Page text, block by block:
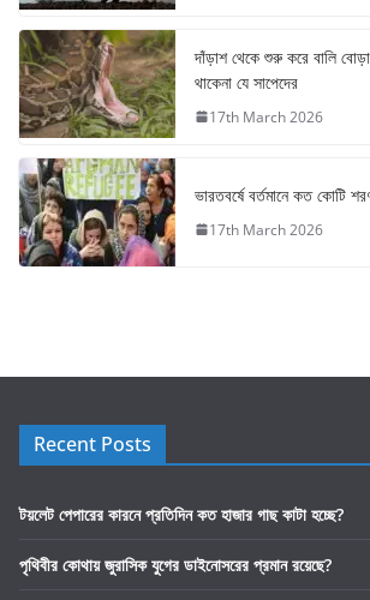
দাঁড়াশ থেকে শুরু করে বালি
থাকেনা যে সাপেদের
17th March 2026
ভারতবর্ষে বর্তমানে কত কোটি
17th March 2026
Recent Posts
টয়লেট পেপারের কারনে প্রতিদিন কত হাজার গাছ কাটা হচ্ছে?
পৃথিবীর কোথায় জুরাসিক যুগের ডাইনোসরের প্রমান রয়েছে?